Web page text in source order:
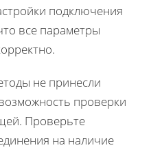
подключения
все параметры
не принесли
проверки
Проверьте
на наличие